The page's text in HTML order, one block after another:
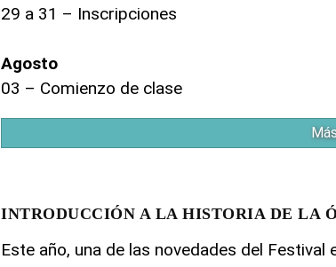
29 a 31 – Inscripciones
Agosto
03 – Comienzo de clase
INTRODUCCIÓN A LA HISTORIA DE LA
Este año, una de las novedades del